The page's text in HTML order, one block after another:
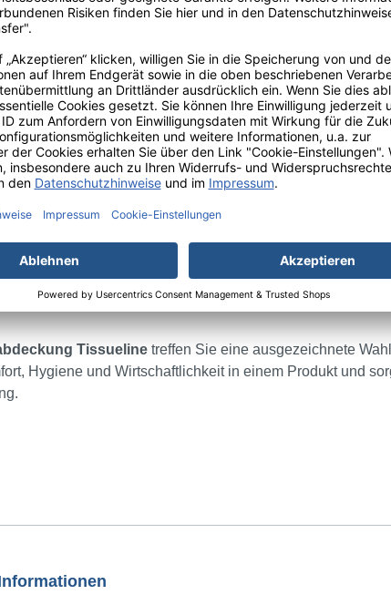
und Sauber:
Die zweilagige Zellstoffkonstruktion bietet
und Verunreinigungen sicher aufgesaugt werden. Dies
Schutz:Die weiche Zellstoffoberfläche ist angenehm
Flecken. Dies trägt zu einem angenehmen und
Handhaben:Dank der praktischen Perforation lässt sich
und vereinfacht die Handhabung im hektischen
Mit 9 Rollen pro Karton und einer Länge von 50 m
Preis-Leistungs-Verhältnis. Dies macht sie zu einer
Ob für medizinische Untersuchungen,
ist vielseitig einsetzbar und eignet sich für
Der Zellstoff der Liegenabdeckung ist biologisch
für Nachhaltigkeit und Umweltschutz.
Tissueline treffen Sie eine ausgezeichnete
Hygiene und Wirtschaftlichkeit in einem Produkt und